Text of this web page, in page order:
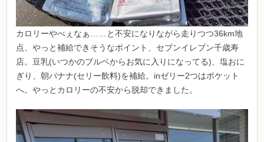
カロリーやべぇなぁ……と不安になりながら走りつつ36km地
点、やっと補給できそうなポイント、セブンイレブン千歳寿
店。豆乳(いつかのブルベからお気に入りになってる)、塩おに
ぎり、朝バナナ(セリー飲料)を補給。inゼリー2つはポケット
へ。やっとカロリーの不安から脱却できました。